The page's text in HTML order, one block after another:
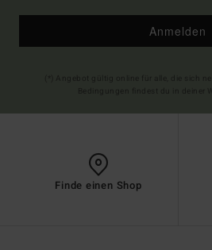
Anmelden
Finde einen Shop